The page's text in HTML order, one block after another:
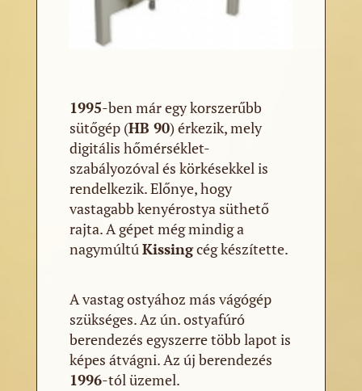
1995-ben már egy korszerűbb
sütőgép (HB 90) érkezik, mely
digitális hőmérséklet-
szabályozóval és körkésekkel is
rendelkezik. Előnye, hogy
vastagabb kenyérostya süthető
rajta. A gépet még mindig a
nagymúltúKissingcég készítette.
A vastag ostyához más vágógép
szükséges. Az ún. ostyafúró
berendezés egyszerre több lapot is
képes átvágni. Az új berendezés
1996-tól üzemel.